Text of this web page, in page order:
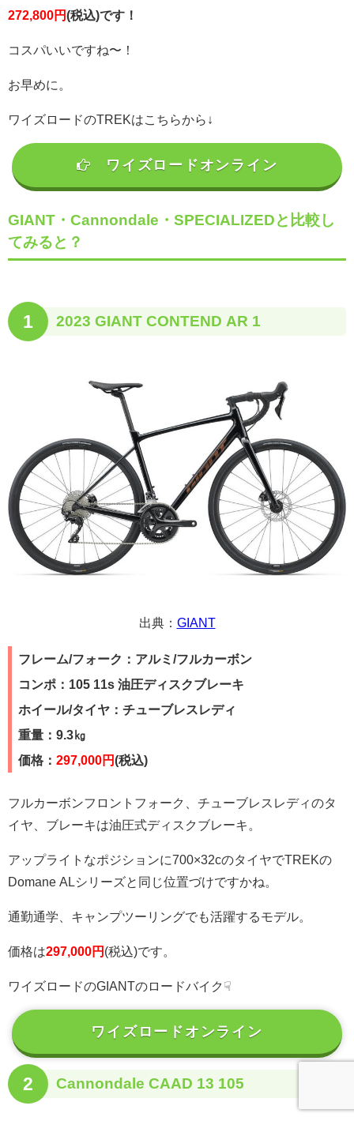
272,800円(税込)です！
コスパいいですね〜！
お早めに。
ワイズロードのTREKはこちらから↓
ワイズロードオンライン
GIANT・Cannondale・SPECIALIZEDと比較し
てみると？
1 2023 GIANT CONTEND AR 1
出典： GIANT
フレーム/フォーク：アルミ/フルカーボン
コンポ：105 11s 油圧ディスクブレーキ
ホイール/タイヤ：チューブレスレディ
重量：9.3㎏
価格： 297,000円(税込)
フルカーボンフロントフォーク、チューブレスレディのタ
イヤ、ブレーキは油圧式ディスクブレーキ。
アップライトなポジションに700×32cのタイヤでTREKの
Domane ALシリーズと同じ位置づけですかね。
通勤通学、キャンプツーリングでも活躍するモデル。
価格は297,000円 (税込)です。
ワイズロードのGIANTのロードバイク☟
ワイズロードオンライン
2 Cannondale CAAD 13 105